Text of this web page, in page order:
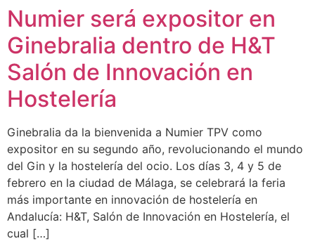
Numier será expositor en
Ginebralia dentro de H&T
Salón de Innovación en
Hostelería
Ginebralia da la bienvenida a Numier TPV como
expositor en su segundo año, revolucionando el mundo
del Gin y la hostelería del ocio. Los días 3, 4 y 5 de
febrero en la ciudad de Málaga, se celebrará la feria
más importante en innovación de hostelería en
Andalucía: H&T, Salón de Innovación en Hostelería, el
cual […]